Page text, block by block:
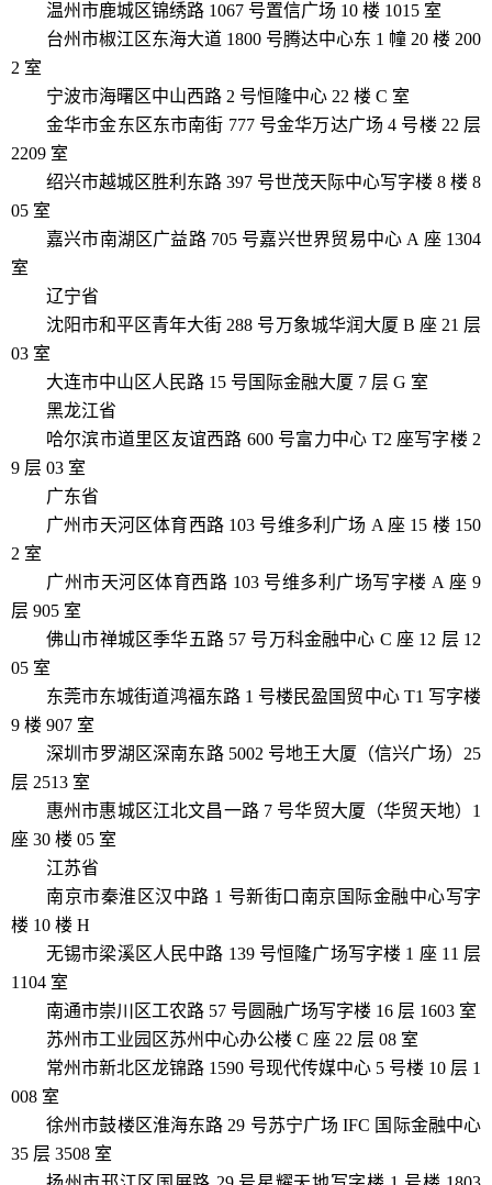
温州市鹿城区锦绣路 1067 号置信广场 10 楼 1015 室
台州市椒江区东海大道 1800 号腾达中心东 1 幢 20 楼 200
2 室
宁波市海曙区中山西路 2 号恒隆中心 22 楼 C 室
金华市金东区东市南街 777 号金华万达广场 4 号楼 22 层
2209 室
绍兴市越城区胜利东路 397 号世茂天际中心写字楼 8 楼 8
05 室
嘉兴市南湖区广益路 705 号嘉兴世界贸易中心 A 座 1304
室
辽宁省
沈阳市和平区青年大街 288 号万象城华润大厦 B 座 21 层
03 室
大连市中山区人民路 15 号国际金融大厦 7 层 G 室
黑龙江省
哈尔滨市道里区友谊西路 600 号富力中心 T2 座写字楼 2
9 层 03 室
广东省
广州市天河区体育西路 103 号维多利广场 A 座 15 楼 150
2 室
广州市天河区体育西路 103 号维多利广场写字楼 A 座 9
层 905 室
佛山市禅城区季华五路 57 号万科金融中心 C 座 12 层 12
05 室
东莞市东城街道鸿福东路 1 号楼民盈国贸中心 T1 写字楼
9 楼 907 室
深圳市罗湖区深南东路 5002 号地王大厦（信兴广场）25
层 2513 室
惠州市惠城区江北文昌一路 7 号华贸大厦（华贸天地）1
座 30 楼 05 室
江苏省
南京市秦淮区汉中路 1 号新街口南京国际金融中心写字
楼 10 楼 H
无锡市梁溪区人民中路 139 号恒隆广场写字楼 1 座 11 层
1104 室
南通市崇川区工农路 57 号圆融广场写字楼 16 层 1603 室
苏州市工业园区苏州中心办公楼 C 座 22 层 08 室
常州市新北区龙锦路 1590 号现代传媒中心 5 号楼 10 层 1
008 室
徐州市鼓楼区淮海东路 29 号苏宁广场 IFC 国际金融中心
35 层 3508 室